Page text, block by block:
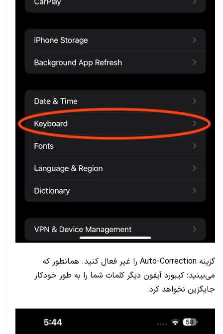
گزینه Auto-Correction را غیر فعال کنید. همانطور که
می‌بینید؛ کیبورد آیفون دیگر کلمات شما را به طور خودکار
جایگزین نخواهد کرد.